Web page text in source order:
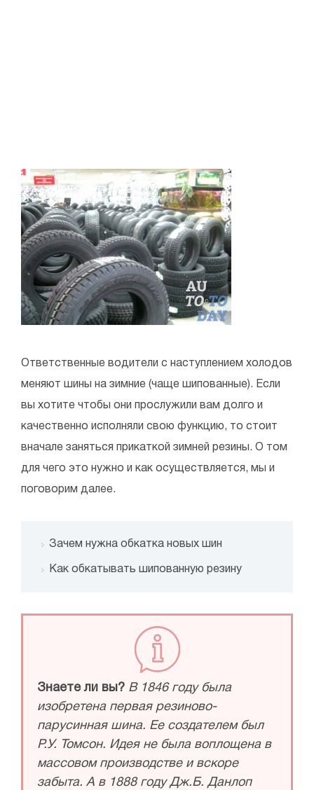
Ответственные водители с наступлением холодов
меняют шины на зимние (чаще шипованные). Если
вы хотите чтобы они прослужили вам долго и
качественно исполняли свою функцию, то стоит
вначале заняться прикаткой зимней резины. О том
для чего это нужно и как осуществляется, мы и
поговорим далее.
Зачем нужна обкатка новых шин
Как обкатывать шипованную резину
Знаете ли вы? В 1846 году была
изобретена первая резиново-
парусинная шина. Ее создателем был
Р.У. Томсон. Идея не была воплощена в
массовом производстве и вскоре
забыта. А в 1888 году Дж.Б. Данлоп